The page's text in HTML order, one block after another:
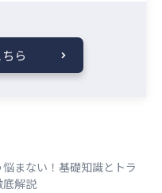
ら
まない！基礎知識とトラ
底解説